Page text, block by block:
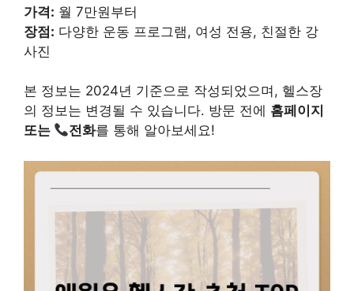
가격: 월 7만원부터
장점: 다양한 운동 프로그램, 여성 전용, 친절한 강
사진
본 정보는 2024년 기준으로 작성되었으며, 헬스장
의 정보는 변경될 수 있습니다. 방문 전에 홈페이지
또는
전화를 통해 알아보세요!